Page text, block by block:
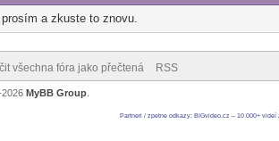
a zkuste to znovu.
všechna fóra jako přečtená RSS
MyBB Group.
Partneri / zpetne odkazy: BIGvideo.cz – 10 000+ videí